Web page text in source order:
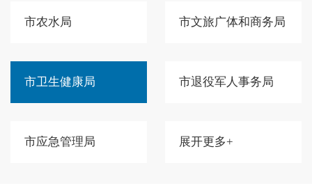
市农水局 市文旅广体和商务局
市卫生健康局 市退役军人事务局
市应急管理局 展开更多+